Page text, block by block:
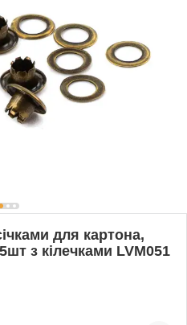
для картона,
з кілечками LVM051